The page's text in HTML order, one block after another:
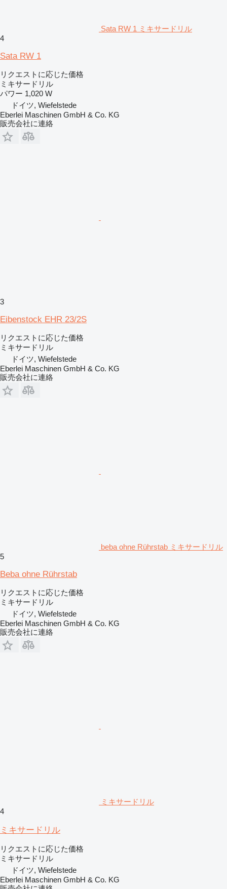
Sata RW 1 ミキサードリル
4
Sata RW 1
リクエストに応じた価格
ミキサードリル
パワー 1,020 W
ドイツ, Wiefelstede
Eberlei Maschinen GmbH & Co. KG
販売会社に連絡
3
Eibenstock EHR 23/2S
リクエストに応じた価格
ミキサードリル
ドイツ, Wiefelstede
Eberlei Maschinen GmbH & Co. KG
販売会社に連絡
beba ohne Rührstab ミキサードリル
5
Beba ohne Rührstab
リクエストに応じた価格
ミキサードリル
ドイツ, Wiefelstede
Eberlei Maschinen GmbH & Co. KG
販売会社に連絡
ミキサードリル
4
ミキサードリル
リクエストに応じた価格
ミキサードリル
ドイツ, Wiefelstede
Eberlei Maschinen GmbH & Co. KG